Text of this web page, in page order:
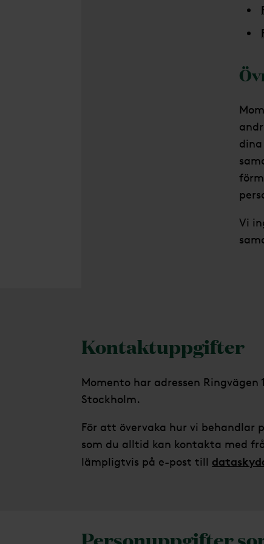
Vi
Kontaktuppgifter
Momento har adressen Ringvägen
Stockholm.
För att övervaka hur vi behandlar
som du alltid kan kontakta med
lämpligtvis på e-post till